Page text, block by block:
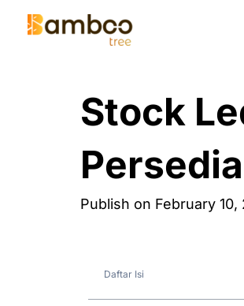
Skip
Stock
Publish on February 10,
Daftar Isi